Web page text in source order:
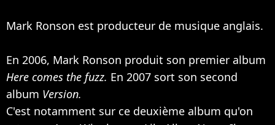
Mark Ronson est producteur de musique anglais.
En 2006, Mark Ronson produit son premier album
Here comes the fuzz. En 2007 sort son second
album Version.
C'est notamment sur ce deuxième album qu'on